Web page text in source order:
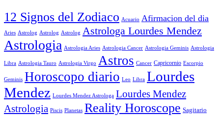
12 Signos del Zodiaco Acuario Afirmacion del dia
Aries Astrolog Astrolog Astrolog Astrologa Lourdes Mendez
Astrologia Astrologia Aries Astrologia Cancer Astrologia Geminis Astrologia
Libra Astrologia Tauro Astrologia Virgo Astros Cancer Capricornio Escorpio
Geminis Horoscopo diario Leo Libra Lourdes
Mendez Lourdes Mendez Astrologa Lourdes Mendez
Astrologia Piscis Planetas Reality Horoscope Sagitario